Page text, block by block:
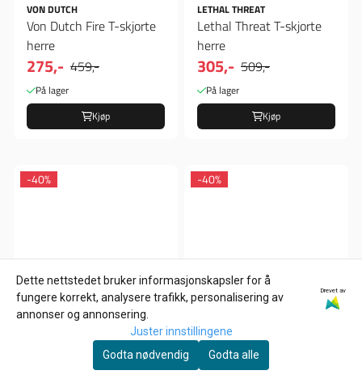
VON DUTCH
Von Dutch Fire T-skjorte
herre
275,- 459,-
På lager
Kjøp
LETHAL THREAT
Lethal Threat T-skjorte
herre
305,- 509,-
På lager
Kjøp
-40% -40%
Dette nettstedet bruker informasjonskapsler for å
fungere korrekt, analysere trafikk, personalisering av
annonser og annonsering.
Drevet av
Juster innstillingene
Godta nødvendig
Godta alle